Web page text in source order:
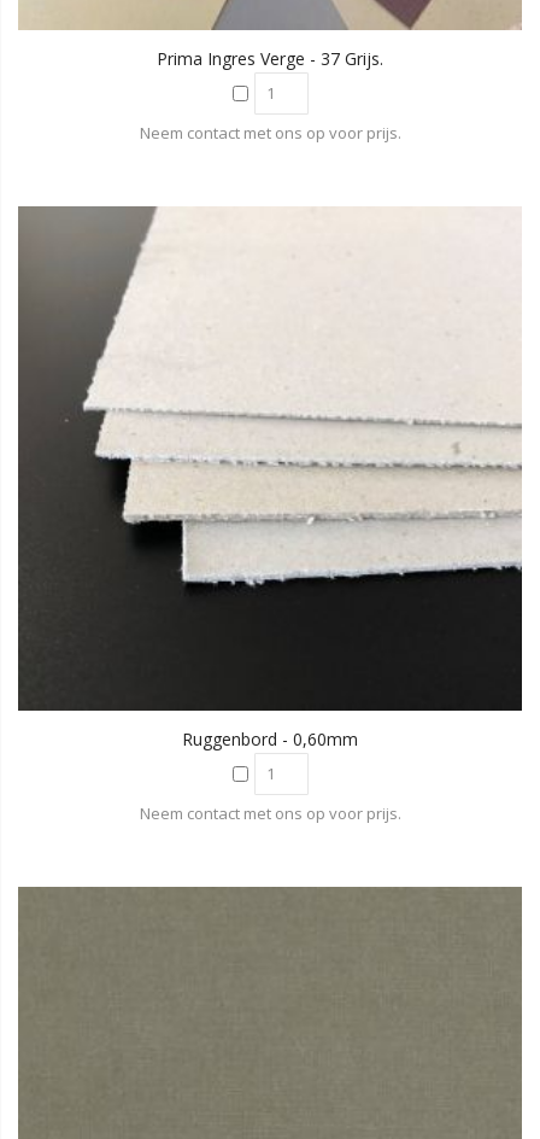
Prima Ingres Verge - 37 Grijs.
Neem contact met ons op voor prijs.
Ruggenbord - 0,60mm
Neem contact met ons op voor prijs.